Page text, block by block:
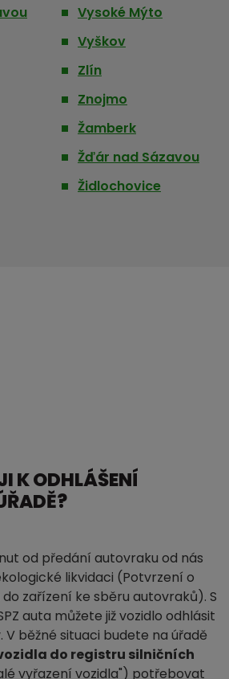
Vysoké Mýto
Vyškov
Zlín
Znojmo
Žamberk
Žďár nad Sázavou
Židlochovice
K ODHLÁŠENÍ
od předání autovraku od nás
likvidaci (Potvrzení o
zařízení ke sběru autovraků). S
auta můžete již vozidlo odhlásit
běžné situaci budete na úřadě
do registru silničních
vyřazení vozidla") potřebovat